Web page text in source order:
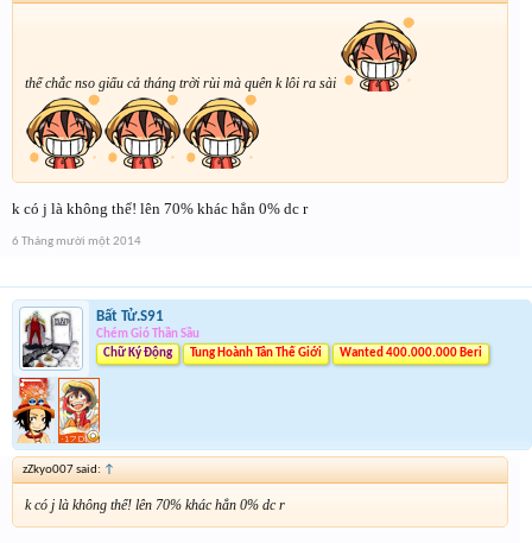
thế chắc nso giấu cả tháng trời rùi mà quên k lôi ra sài
k có j là không thể! lên 70% khác hẳn 0% dc r
6 Tháng mười một 2014
Bất Tử.S91
Chém Gió Thần Sầu
Chữ Ký Động
Tung Hoành Tân Thế Giới Wanted 400.000.000 Beri
zZkyo007 said: ↑
k có j là không thể! lên 70% khác hẳn 0% dc r